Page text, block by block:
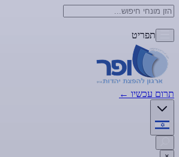
תפריט
תרום עכשיו ←